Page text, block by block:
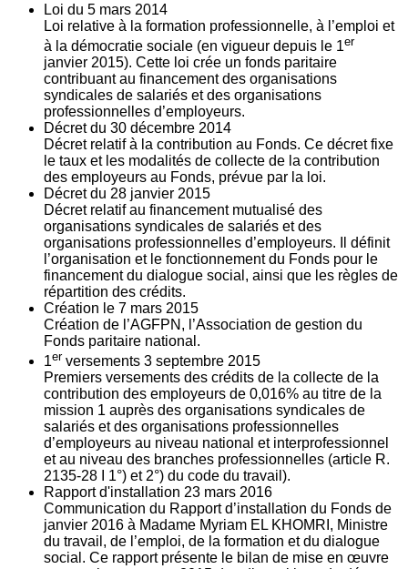
Loi du 5 mars 2014
Loi relative à la formation professionnelle, à l’emploi et
à la démocratie sociale (en vigueur depuis le 1er
janvier 2015). Cette loi crée un fonds paritaire
contribuant au financement des organisations
syndicales de salariés et des organisations
professionnelles d’employeurs.
Décret du 30 décembre 2014
Décret relatif à la contribution au Fonds. Ce décret fixe
le taux et les modalités de collecte de la contribution
des employeurs au Fonds, prévue par la loi.
Décret du 28 janvier 2015
Décret relatif au financement mutualisé des
organisations syndicales de salariés et des
organisations professionnelles d’employeurs. Il définit
l’organisation et le fonctionnement du Fonds pour le
financement du dialogue social, ainsi que les règles de
répartition des crédits.
Création le 7 mars 2015
Création de l’AGFPN, l’Association de gestion du
Fonds paritaire national.
1er versements 3 septembre 2015
Premiers versements des crédits de la collecte de la
contribution des employeurs de 0,016% au titre de la
mission 1 auprès des organisations syndicales de
salariés et des organisations professionnelles
d’employeurs au niveau national et interprofessionnel
et au niveau des branches professionnelles (article R.
2135‐28 I 1°) et 2°) du code du travail).
Rapport d'installation 23 mars 2016
Communication du Rapport d’installation du Fonds de
janvier 2016 à Madame Myriam EL KHOMRI, Ministre
du travail, de l’emploi, de la formation et du dialogue
social. Ce rapport présente le bilan de mise en œuvre